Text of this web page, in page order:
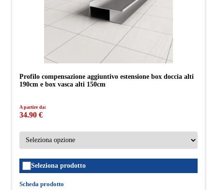
Profilo compensazione aggiuntivo estensione box doccia alti
190cm e box vasca alti 150cm
A partire da:
34.90 €
Seleziona prodotto
Scheda prodotto